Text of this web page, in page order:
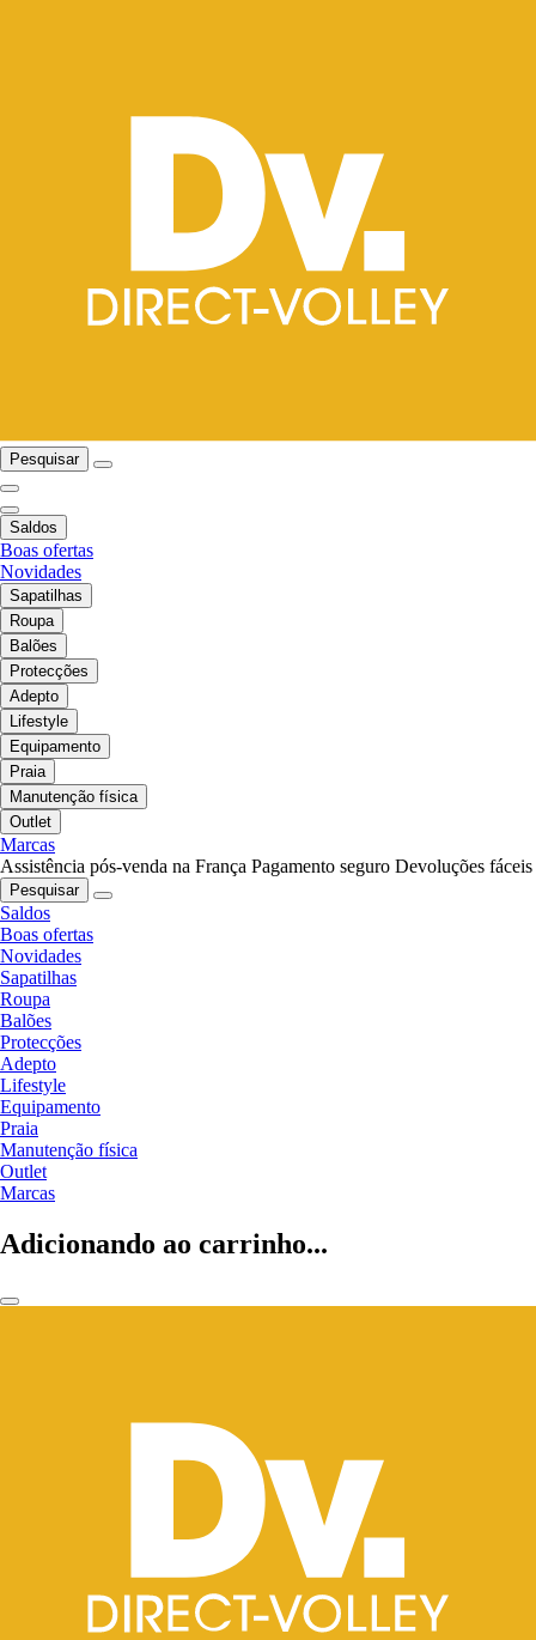
Pesquisar
Saldos
Boas ofertas
Novidades
Sapatilhas
Roupa
Balões
Protecções
Adepto
Lifestyle
Equipamento
Praia
Manutenção física
Outlet
Marcas
Assistência pós-venda na França Pagamento seguro Devoluções fáceis
Pesquisar
Saldos
Boas ofertas
Novidades
Sapatilhas
Roupa
Balões
Protecções
Adepto
Lifestyle
Equipamento
Praia
Manutenção física
Outlet
Marcas
Adicionando ao carrinho...